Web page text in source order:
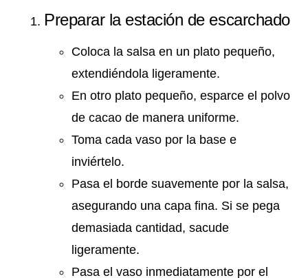
Preparar la estación de escarchado
Coloca la salsa en un plato pequeño,
extendiéndola ligeramente.
En otro plato pequeño, esparce el polvo
de cacao de manera uniforme.
Toma cada vaso por la base e
inviértelo.
Pasa el borde suavemente por la salsa,
asegurando una capa fina. Si se pega
demasiada cantidad, sacude
ligeramente.
Pasa el vaso inmediatamente por el